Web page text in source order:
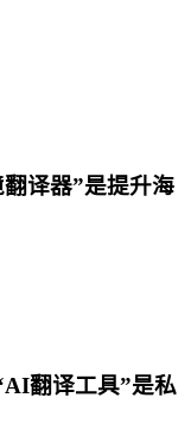
译器”是提升海
翻译工具”是私